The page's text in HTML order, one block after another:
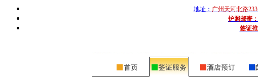
地址： 广州天河北路
护照邮寄：
签证